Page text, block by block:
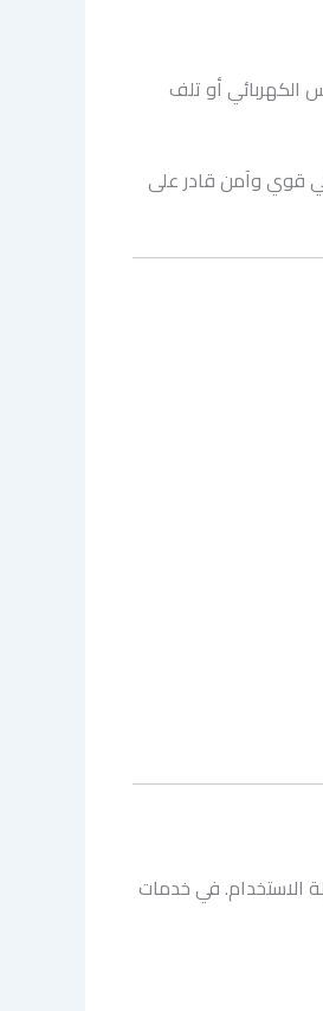
الكهربائي أو تلف
قوي وآمن قادر على
الاستخدام. في خدمات